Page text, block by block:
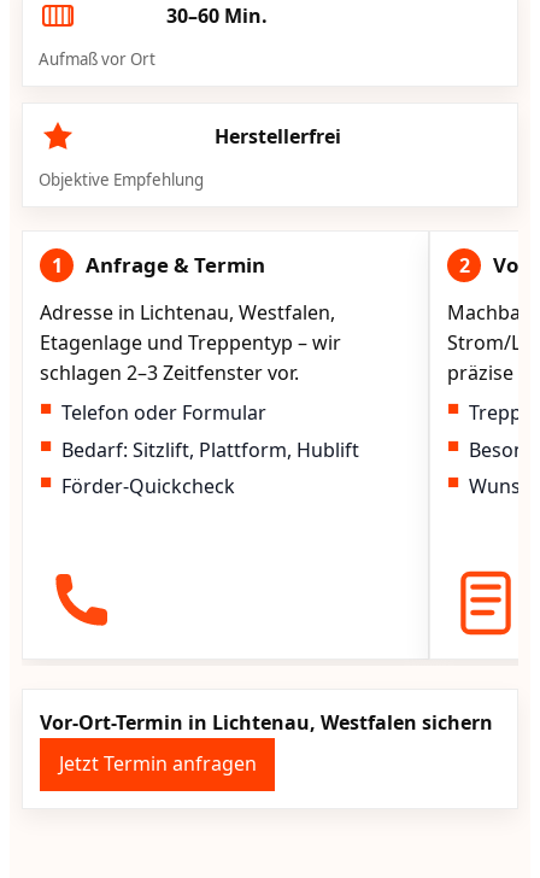
30–60 Min.
Aufmaß vor Ort
Herstellerfrei
Objektive Empfehlung
1 Anfrage & Termin
Adresse in Lichtenau, Westfalen,
Etagenlage und Treppentyp – wir
schlagen 2–3 Zeitfenster vor.
Telefon oder Formular
Bedarf: Sitzlift, Plattform, Hublift
Förder-Quickcheck
2
Strom/
präzise
Vor-Ort-Termin in Lichtenau, Westfalen sichern
Jetzt Termin anfragen